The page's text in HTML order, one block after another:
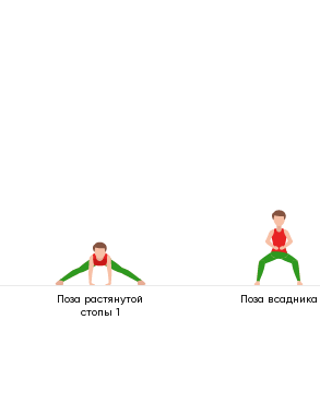
Поза растянутой
стопы 1
Поза всадника